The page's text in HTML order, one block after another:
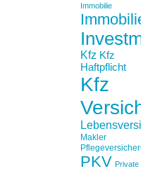
Immobilie
Kfz Kfz
Haftpflicht
Kfz
Makler
Pflegeversicherung
PKV Private